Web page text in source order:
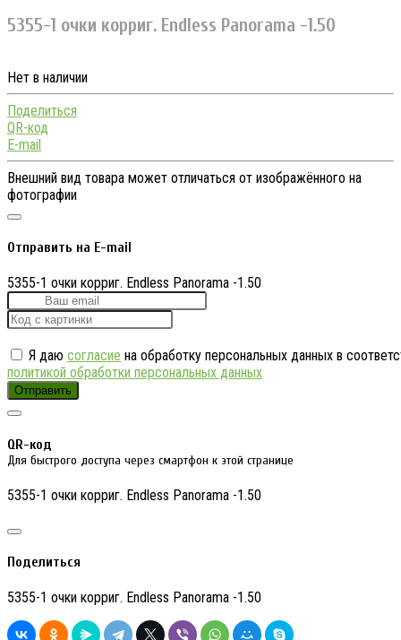
5355-1 очки корриг. Endless Panorama -1.50
Нет в наличии
Поделиться
QR-код
E-mail
Внешний вид товара может отличаться от изображённого на
фотографии
Отправить на E-mail
5355-1 очки корриг. Endless Panorama -1.50
Я даю согласие на обработку персональных данных в
политикой обработки персональных данных
Отправить
QR-код
Для быстрого доступа через смартфон к этой странице
5355-1 очки корриг. Endless Panorama -1.50
Поделиться
5355-1 очки корриг. Endless Panorama -1.50